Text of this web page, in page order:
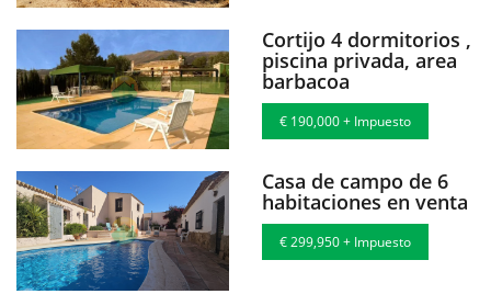
Cortijo 4 dormitorios ,
piscina privada, area
barbacoa
€ 190,000 + Impuesto
Casa de campo de 6
habitaciones en venta
€ 299,950 + Impuesto